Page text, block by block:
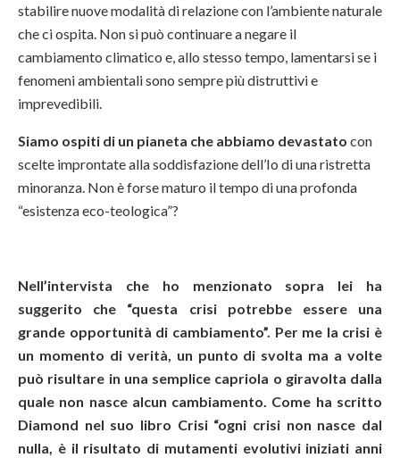
stabilire nuove modalità di relazione con l’ambiente naturale
che ci ospita. Non si può continuare a negare il
cambiamento climatico e, allo stesso tempo, lamentarsi se i
fenomeni ambientali sono sempre più distruttivi e
imprevedibili.
Siamo ospiti di un pianeta che abbiamo devastato con
scelte improntate alla soddisfazione dell’Io di una ristretta
minoranza. Non è forse maturo il tempo di una profonda
“esistenza eco-teologica”?
Nell’intervista che ho menzionato sopra lei ha
suggerito che “questa crisi potrebbe essere una
grande opportunità di cambiamento”. Per me la crisi è
un momento di verità, un punto di svolta ma a volte
può risultare in una semplice capriola o giravolta dalla
quale non nasce alcun cambiamento. Come ha scritto
Diamond nel suo libro Crisi “ogni crisi non nasce dal
nulla, è il risultato di mutamenti evolutivi iniziati anni